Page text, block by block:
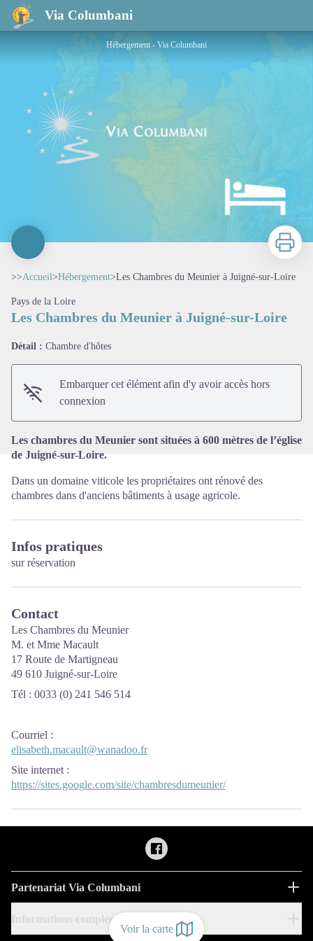
Via Columbani
Les Chambres du Meunier à Juigné-sur-Loire
Voir la carte
Hébergement - Via Columbani
Imprimer
>>Accueil>Hébergement>Les Chambres du Meunier à Juigné-sur-Loire
Pays de la Loire
Les Chambres du Meunier à Juigné-sur-Loire
Détail : Chambre d'hôtes
Embarquer cet élément afin d'y avoir accès hors
connexion
Les chambres du Meunier sont situées à 600 mètres de l’église
de Juigné-sur-Loire.
Dans un domaine viticole les propriétaires ont rénové des
chambres dans d'anciens bâtiments à usage agricole.
Infos pratiques
sur réservation
Contact
Les Chambres du Meunier
M. et Mme Macault
17 Route de Martigneau
49 610 Juigné-sur-Loire
Tél : 0033 (0) 241 546 514
Courriel :
elisabeth.macault@wanadoo.fr
Site internet :
https://sites.google.com/site/chambresdumeunier/
Partenariat Via Columbani
Informations complémentaires